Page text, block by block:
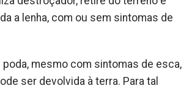
a lenha, com ou sem sintomas de
poda, mesmo com sintomas de esca,
ser devolvida à terra. Para tal